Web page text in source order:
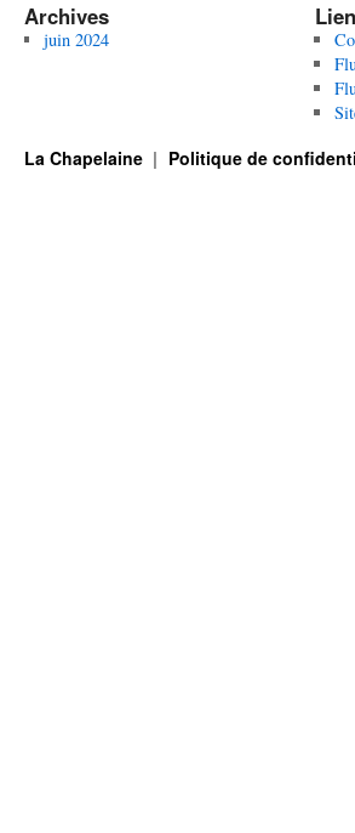
Archives
juin 2024
La Chapelaine Politique de